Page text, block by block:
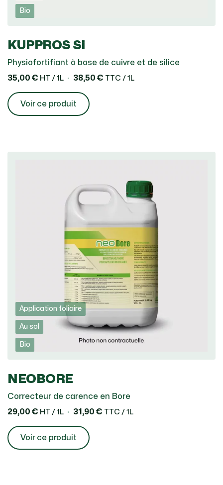
Bio
KUPPROS Si
Physiofortifiant à base de cuivre et de silice
35,00 € HT / 1L 38,50 € TTC / 1L
Voir ce produit
Application foliaire
Au sol
Bio
NEOBORE
Correcteur de carence en Bore
29,00 € HT / 1L 31,90 € TTC / 1L
Voir ce produit